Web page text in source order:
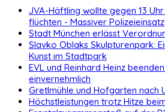
JVA-Häftling wollte gegen 13
flüchten - Massiver Polizeieinsatz
Stadt München erlässt
Slavko Oblaks Skulpturenpark:
Kunst im Stadtpark
EVL und Reinhard Heinz
einvernehmlich
Gretlmühle und Hofgarten nach
Höchstleistungen trotz Hitze